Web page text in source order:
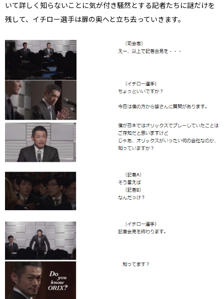
いて詳しく知らないことに気が付き騒然とする記者たちに謎だけを
残して、イチロー選手は扉の奥へと立ち去っていきます。